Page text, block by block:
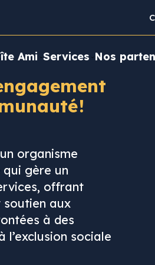
Ami Services Nos
!
organisme
gère un
offrant
soutien aux
à des
l’exclusion sociale